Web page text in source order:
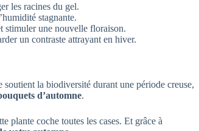
les racines du gel.
stagnante.
stimuler une nouvelle floraison.
un contraste attrayant en hiver.
soutient la biodiversité durant une période creuse,
d’automne.
plante coche toutes les cases. Et grâce à